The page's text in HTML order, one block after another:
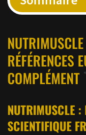
RÉFÉRENCES
COMPLÉMENT
NUTRIMUSCLE :
SCIENTIFIQUE